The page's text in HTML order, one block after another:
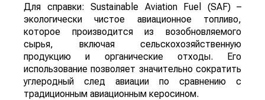
Для справки: Sustainable Aviation Fuel (SAF) –
экологически чистое авиационное топливо,
которое производится из возобновляемого
сырья, включая сельскохозяйственную
продукцию и органические отходы. Его
использование позволяет значительно сократить
углеродный след авиации по сравнению с
традиционным авиационным керосином.